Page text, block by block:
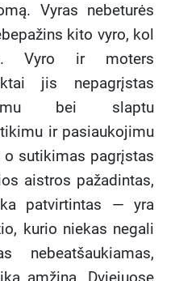
Vyras nebeturės
kito vyro, kol
Vyro ir moters
jis nepagrįstas
bei slaptu
ir pasiaukojimu
o sutikimas pagrįstas
aistros pažadintas,
patvirtintas — yra
kurio niekas negali
nebeatšaukiamas,